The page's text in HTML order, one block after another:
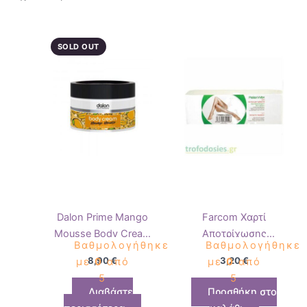
SOLD OUT
Dalon Prime Mango
Mousse Body Cream
500ml
Βαθμολογήθηκε
με0από
5
8,90€
Διαβάστε
Farcom Χαρτί
Αποτρίχωσης
Επαγγελματικό για
Κερί 100τεμ
Βαθμολογήθηκε
με0από
5
3,20€
Προσθήκη στο